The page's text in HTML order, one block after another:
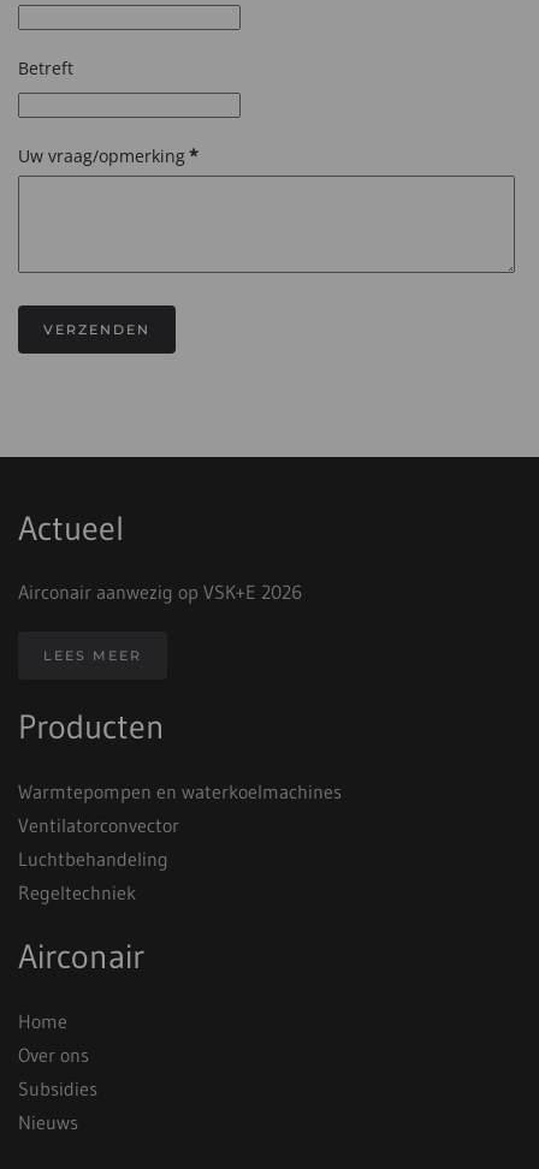
Betreft
Uw vraag/opmerking*
VERZENDEN
Actueel
Airconair aanwezig op VSK+E 2026
LEES MEER
Producten
Warmtepompen en waterkoelmachines
Ventilatorconvector
Luchtbehandeling
Regeltechniek
Airconair
Home
Over ons
Subsidies
Nieuws